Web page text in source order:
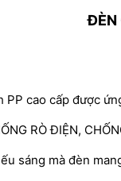
ĐÈN
cao cấp được
RÒ ĐIỆN,
sáng mà đèn